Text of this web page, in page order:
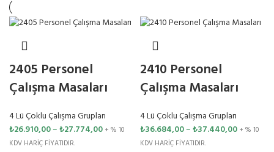
2405 Personel
Çalışma Masaları
4 Lü Çoklu Çalışma Grupları
₺26.910,00–₺27.774,00 + % 10
KDV HARİÇ FİYATIDIR.
2410 Personel
Çalışma Masaları
4 Lü Çoklu Çalışma Grupları
₺36.684,00–₺37.440,00 + % 10
KDV HARİÇ FİYATIDIR.